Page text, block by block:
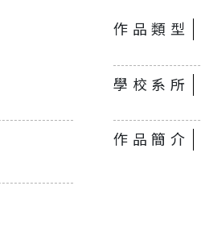
作品類型
學校系所
作品簡介